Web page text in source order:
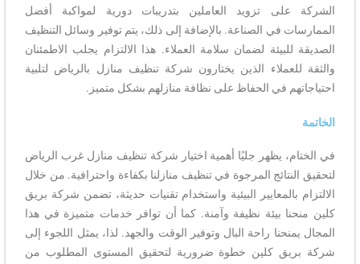
الشركة على تزويد العاملين بتدريبات دورية لمواكبة أفضل
الممارسات في الصناعة. بالإضافة إلى ذلك، يتم توفير وسائل التنظيف
الصديقة للبيئة لضمان سلامة العملاء. هذا الالتزام يجلب الاطمئنان
والثقة للعملاء الذين يختارون شركة تنظيف منازل بالرياض لتلبية
احتياجاتهم في الحفاظ على نظافة منازلهم بشكل متميز.
الخاتمة
في الختام، يظهر جليًا أهمية اختيار شركة تنظيف منازل غرب الرياض
لتحقيق النتائج المرجوة في تنظيف منازلنا بكفاءة واحترافية. من خلال
الالتزام بالمعايير البيئية واستخدام تقنيات حديثة، تضمن شركة بريق
كلين منحنا بيئة نظيفة وآمنة. كما أن توافر خدمات متميزة في هذا
المجال يمنحنا راحة البال وتوفير الوقت والجهد. لذا، يمثل اللجوء إلى
شركة بريق كلين خطوة ضرورية لتحقيق المستوى المطلوب من